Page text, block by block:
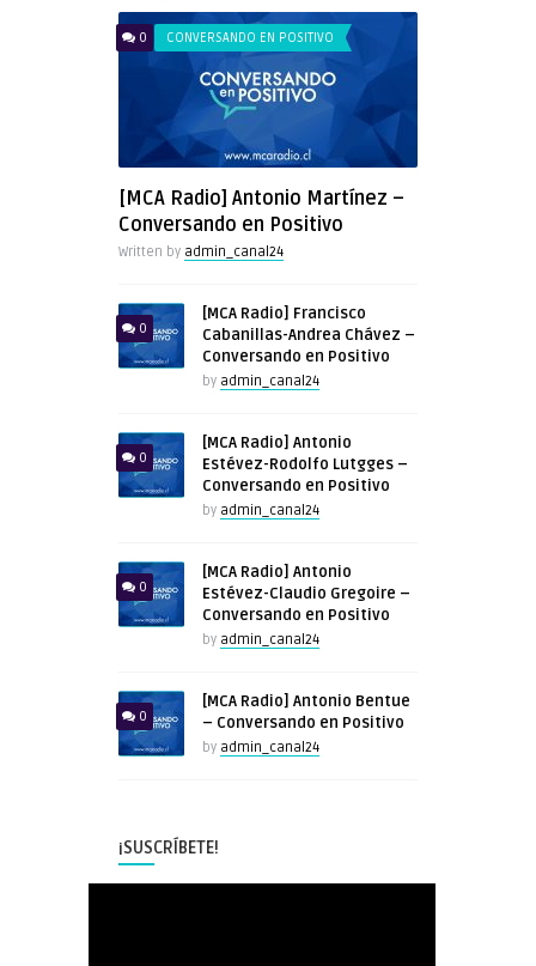
0 CONVERSANDO EN POSITIVO
[MCA Radio] Antonio Martínez –
Conversando en Positivo
Written by admin_canal24
0
[MCA Radio] Francisco
Cabanillas-Andrea Chávez –
Conversando en Positivo
by admin_canal24
0
[MCA Radio] Antonio
Estévez-Rodolfo Lutgges –
Conversando en Positivo
by admin_canal24
0
[MCA Radio] Antonio
Estévez-Claudio Gregoire –
Conversando en Positivo
by admin_canal24
0
[MCA Radio] Antonio Bentue
– Conversando en Positivo
by admin_canal24
¡SUSCRÍBETE!